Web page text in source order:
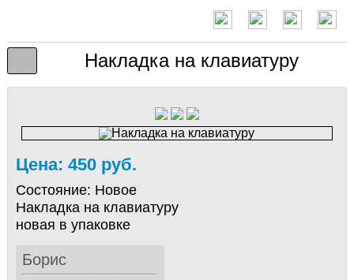
Накладка на клавиатуру
Цена: 450 руб.
Состояние: Новое
Накладка на клавиатуру
новая в упаковке
Борис